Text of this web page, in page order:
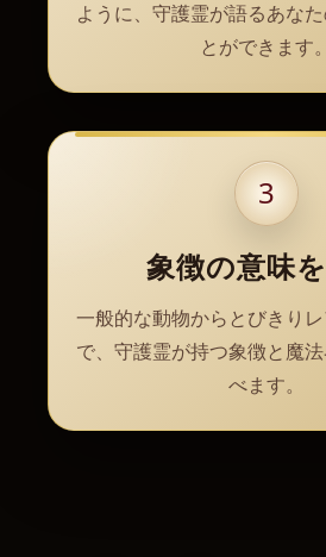
ように、守護霊が語るあな
とができます。
3
象徴の意味
一般的な動物からとびきり
で、守護霊が持つ象徴と魔
べます。